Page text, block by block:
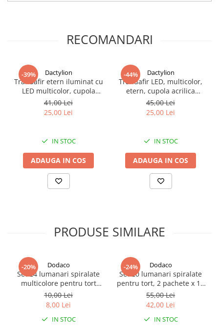
Fabricata din parafina de calitate, lumanarea asigura o ardere
RECOMANDARI
-39% Dactylion
Trandafir etern iluminat cu
LED multicolor, cupola
transparenta acrilica, decor
romantic pentru casa,
albastru, 8.5 x 15 cm
41,00 Lei
25,00 Lei
IN STOC
ADAUGA IN COS
-44% Dactylion
Trandafir LED, multicolor,
etern, cupola acrilica
transparenta, decor
romantic pentru casa, 8.5 x
15 cm, rosu
45,00 Lei
25,00 Lei
IN STOC
ADAUGA IN COS
PRODUSE SIMILARE
-20% Dodaco
Set 24 lumanari spiralate
multicolore pentru tort
aniversar, 6.5 cm, parafina,
decor festiv pentru
petreceri si zile de nastere
10,00 Lei
8,00 Lei
IN STOC
-24% Dodaco
Set 20 lumanari spiralate
pentru tort, 2 pachete x 10
bucati, multicolore, 17 cm,
parafina, decor aniversar
pentru petreceri si zile de
nastere
55,00 Lei
42,00 Lei
IN STOC